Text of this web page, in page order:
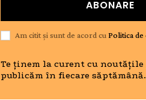
ABONARE
Am citit și sunt de acord cuPolitica
Te ținem la curent cu noutățile
publicăm în fiecare săptămână.